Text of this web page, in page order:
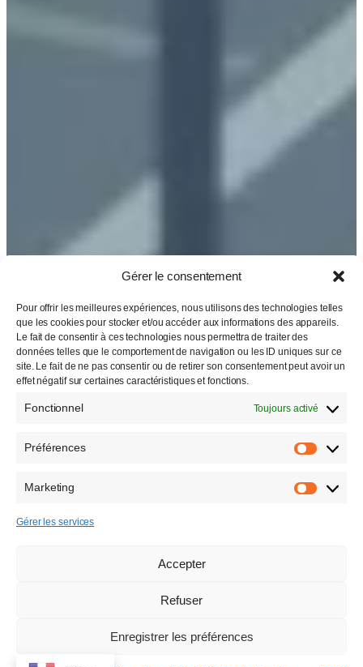
Gérer le consentement
Pour offrir les meilleures expériences, nous utilisons des technologies telles
que les cookies pour stocker et/ou accéder aux informations des appareils.
Le fait de consentir à ces technologies nous permettra de traiter des
données telles que le comportement de navigation ou les ID uniques sur ce
site. Le fait de ne pas consentir ou de retirer son consentement peut avoir un
effet négatif sur certaines caractéristiques et fonctions.
Fonctionnel Toujours activé
Préférences
Marketing
Gérer les services
Accepter
Refuser
Enregistrer les préférences